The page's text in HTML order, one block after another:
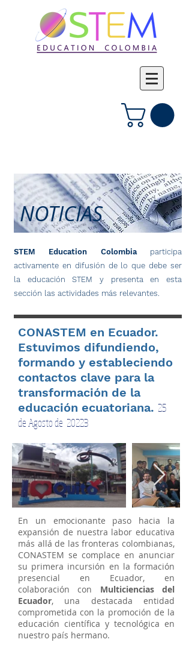
NOTICIAS
STEM Education Colombiaparticipa
activamente en difusión de lo que debe ser
la educación STEM y presenta en esta
sección las actividades más relevantes.
CONASTEM en Ecuador.
Estuvimos difundiendo,
formando y estableciendo
contactos clave para la
transformación de la
educación ecuatoriana. 25
de Agosto de 20223
En un emocionante paso hacia la
expansión de nuestra labor educativa
más allá de las fronteras colombianas,
CONASTEM se complace en anunciar
su primera incursión en la formación
presencial en Ecuador, en
colaboración con Multiciencias del
Ecuador, una destacada entidad
comprometida con la promoción de la
educación científica y tecnológica en
nuestro país hermano.